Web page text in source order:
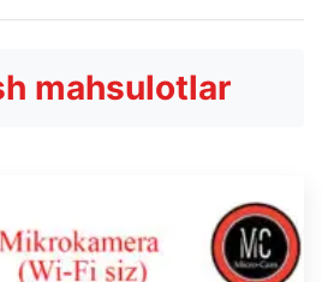
mahsulotlar